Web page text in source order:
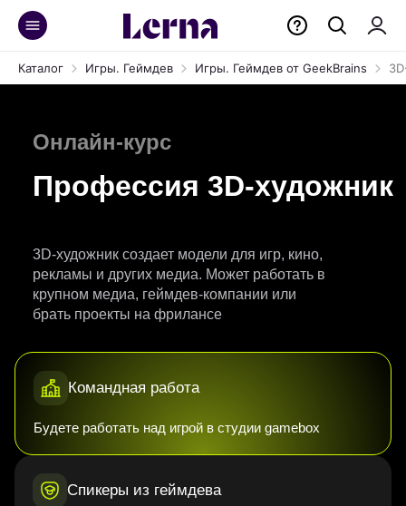
Каталог Игры. Геймдев Игры. Геймдев от GeekBrains
Онлайн-курс
Профессия 3D-художник
3D-художник создает модели для игр, кино,
рекламы и других медиа. Может работать в
крупном медиа, геймдев-компании или
брать проекты на фрилансе
Командная работа
Будете работать над игрой в студии gamebox
Спикеры из геймдева